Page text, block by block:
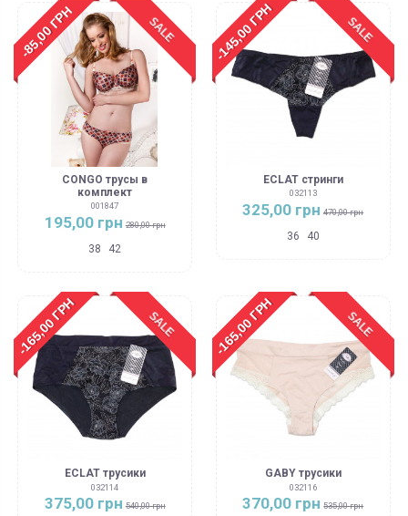
SALE
-85,00 ГРН
CONGO трусы в
комплект
001847
195,00 грн 280,00 грн
38 42
SALE
-145,00 ГРН
ECLAT стринги
032113
325,00 грн 470,00 грн
36 40
SALE
-165,00 ГРН
ECLAT трусики
032114
375,00 грн 540,00 грн
SALE
-165,00 ГРН
GABY трусики
032116
370,00 грн 535,00 грн